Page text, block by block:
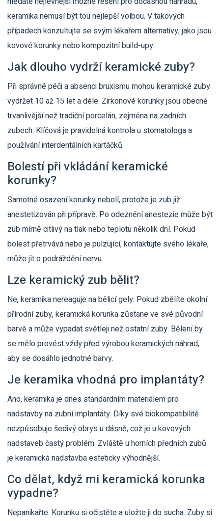
keramika nemusí být tou nejlepší volbou. V takových
případech konzultujte se svým lékařem alternativy, jako jsou
kovové korunky nebo kompozitní build-upy.
Jak dlouho vydrží keramické zuby?
Při správné péči a absenci bruxismu mohou keramické zuby
vydržet 10 až 15 let a déle. Zirkonové korunky jsou obecně
trvanlivější než tradiční porcelán, zejména na zadních
zubech. Klíčová je pravidelná kontrola u stomatologa a
používání interdentálních kartáčků.
Bolestí při vkládání keramické
korunky?
Samotné osazení korunky nebolí, protože je zub již
anestetizován při přípravě. Po odeznění anestezie může být
zub mírně citlivý na tlak nebo teplotu několik dní. Pokud
bolest přetrvává nebo je pulzující, kontaktujte svého lékaře,
může jít o podráždění nervu.
Lze keramický zub bělit?
Ne, keramika nereaguje na bělicí gely. Pokud zbělíte okolní
přírodní zuby, keramická korunka zůstane ve své původní
barvě a může vypadat světleji než ostatní zuby. Bělení by
se mělo provést vždy před výrobou keramických náhrad,
aby se dosáhlo jednotné barvy.
Je keramika vhodná pro implantáty?
Ano, keramika je dnes standardním materiálem pro
nadstavby na zubní implantáty. Díky své biokompatibilitě
nezpůsobuje šedivý obrys u dásně, což je u kovových
nadstaveb častý problém. Zvláště u horních předních zubů
je keramická nadstavba esteticky výhodnější.
Co dělat, když mi keramická korunka
vypadne?
Nepanikařte. Korunku si očistěte a uložte ji do sucha. Zuby si